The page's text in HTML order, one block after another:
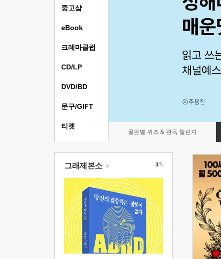
골든벨 퀴즈 & 완독 챌린지
중고샵
eBook
크레마클럽
CD/LP
DVD/BD
문구/GIFT
티켓
그래제본소 3/5